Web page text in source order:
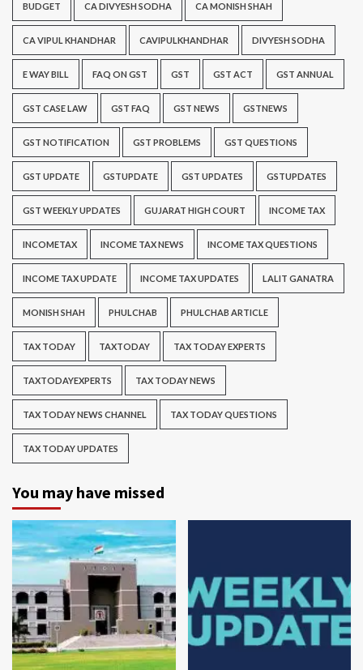
BUDGET CA DIVYESH SODHA CA MONISH SHAH
CA VIPUL KHANDHAR CAVIPULKHANDHAR DIVYESH SODHA
E WAY BILL FAQ ON GST GST GST ACT GST ANNUAL
GST CASE LAW GST FAQ GST NEWS GSTNEWS
GST NOTIFICATION GST PROBLEMS GST QUESTIONS
GST UPDATE GSTUPDATE GST UPDATES GSTUPDATES
GST WEEKLY UPDATES GUJARAT HIGH COURT INCOME TAX
INCOMETAX INCOME TAX NEWS INCOME TAX QUESTIONS
INCOME TAX UPDATE INCOME TAX UPDATES LALIT GANATRA
MONISH SHAH PHULCHAB PHULCHAB ARTICLE
TAX TODAY TAXTODAY TAX TODAY EXPERTS
TAXTODAYEXPERTS TAX TODAY NEWS
TAX TODAY NEWS CHANNEL TAX TODAY QUESTIONS
TAX TODAY UPDATES
You may have missed